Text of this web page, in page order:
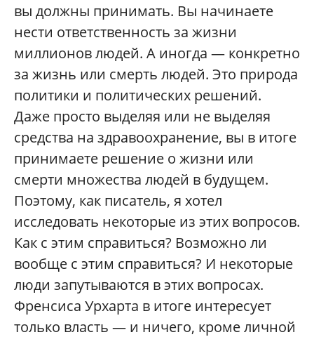
вы должны принимать. Вы начинаете
нести ответственность за жизни
миллионов людей. А иногда — конкретно
за жизнь или смерть людей. Это природа
политики и политических решений.
Даже просто выделяя или не выделяя
средства на здравоохранение, вы в итоге
принимаете решение о жизни или
смерти множества людей в будущем.
Поэтому, как писатель, я хотел
исследовать некоторые из этих вопросов.
Как с этим справиться? Возможно ли
вообще с этим справиться? И некоторые
люди запутываются в этих вопросах.
Френсиса Урхарта в итоге интересует
только власть — и ничего, кроме личной